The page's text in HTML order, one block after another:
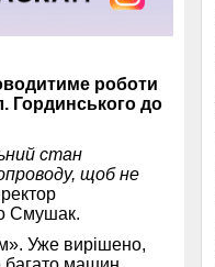
роботи
Гординського до
стан
щоб не
Смушак.
Уже вирішено,